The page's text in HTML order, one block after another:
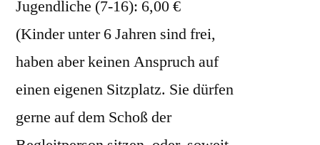
Jugendliche (7-16): 6,00 €
(Kinder unter 6 Jahren sind frei,
haben aber keinen Anspruch auf
einen eigenen Sitzplatz. Sie dürfen
gerne auf dem Schoß der